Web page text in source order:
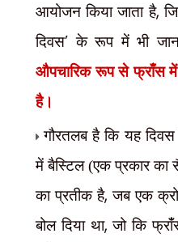
आयोजन किया जाता है,
दिवस’के रूप में भी
औपचारिक रूप से फ्रांँस में
है।
गौरतलब है कि यह दिवस
में बैस्टिल (एक प्रकार
का प्रतीक है,जब एक
बोल दिया था,जो कि